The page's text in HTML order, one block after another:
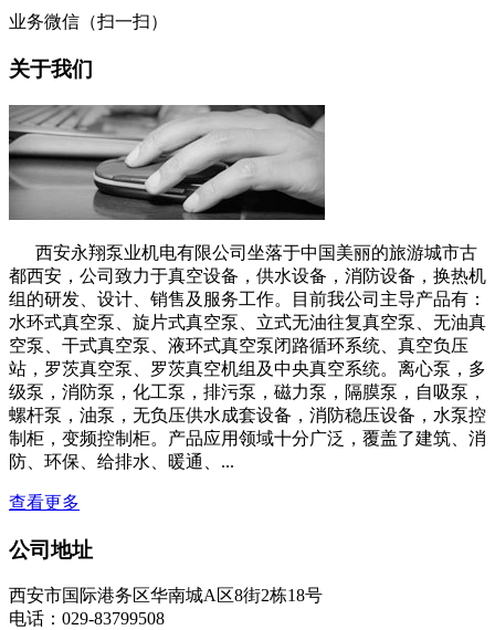
业务微信（扫一扫）
关于我们
西安永翔泵业机电有限公司坐落于中国美丽的旅游城市古
都西安，公司致力于真空设备，供水设备，消防设备，换热机
组的研发、设计、销售及服务工作。目前我公司主导产品有：
水环式真空泵、旋片式真空泵、立式无油往复真空泵、无油真
空泵、干式真空泵、液环式真空泵闭路循环系统、真空负压
站，罗茨真空泵、罗茨真空机组及中央真空系统。离心泵，多
级泵，消防泵，化工泵，排污泵，磁力泵，隔膜泵，自吸泵，
螺杆泵，油泵，无负压供水成套设备，消防稳压设备，水泵控
制柜，变频控制柜。产品应用领域十分广泛，覆盖了建筑、消
防、环保、给排水、暖通、...
查看更多
公司地址
西安市国际港务区华南城A区8街2栋18号
电话：029-83799508